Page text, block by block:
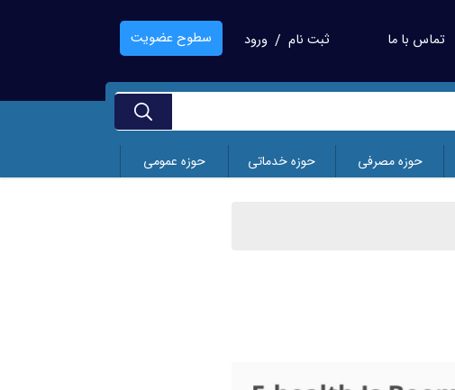
تماس با ما ثبت نام / ورود سطوح عضویت
حوزه مصرفی حوزه خدماتی حوزه عمومی